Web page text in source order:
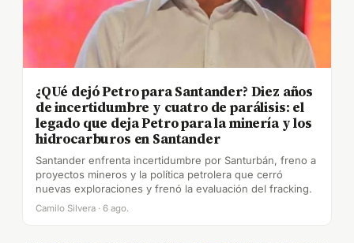
¿QUé dejó Petro para Santander? Diez años
de incertidumbre y cuatro de parálisis: el
legado que deja Petro para la minería y los
hidrocarburos en Santander
Santander enfrenta incertidumbre por Santurbán, freno a
proyectos mineros y la política petrolera que cerró
nuevas exploraciones y frenó la evaluación del fracking.
Camilo Silvera · 6 ago.